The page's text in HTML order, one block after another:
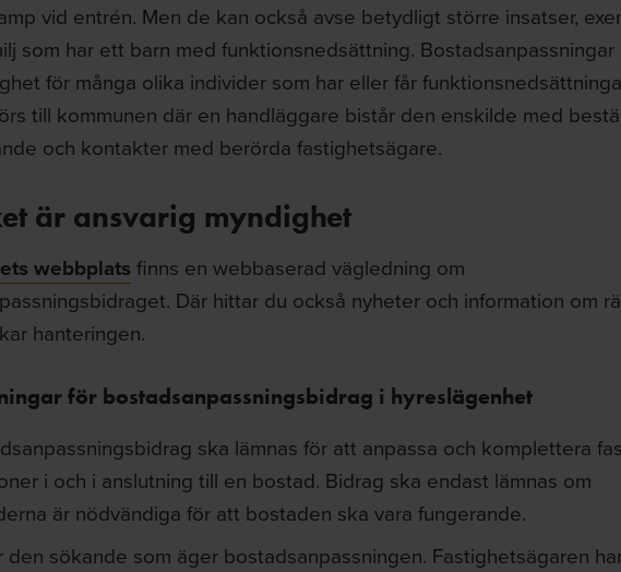
vid entrén. Men de kan också avse betydligt större insatser,
som har ett barn med funktionsnedsättning. Bostadsanpassningar
för många olika individer som har eller får
till kommunen där en handläggare bistår den enskilde med
och kontakter med berörda fastighetsägare.
är ansvarig myndighet
webbplats finns en webbaserad vägledning om
Där hittar du också nyheter och information om
hanteringen.
för bostadsanpassningsbidrag i hyreslägenhet
ska lämnas för att anpassa och komplettera
i och i anslutning till en bostad. Bidrag ska endast lämnas om
är nödvändiga för att bostaden ska vara fungerande.
den sökande som äger bostadsanpassningen. Fastighetsägaren